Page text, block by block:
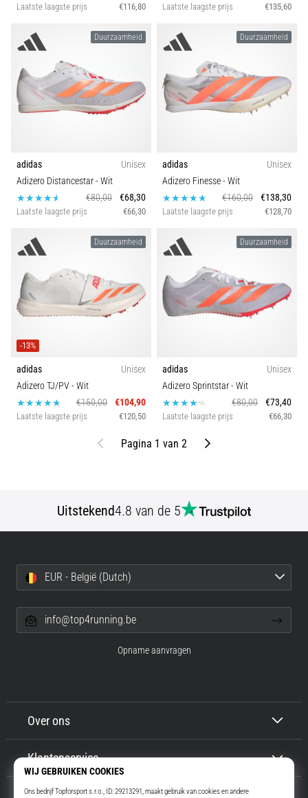
Laatste laagste prijs €116,80 Laatste laagste prijs €135,60
Duurzaamheid
adidas
Unisex
Adizero Distancestar- Wit
€80,00
€68,30
Laatste laagste prijs €66,30
Duurzaamheid
adidas
Unisex
Adizero Finesse- Wit
€160,00
€138,30
Laatste laagste prijs €128,70
Duurzaamheid
-13%
adidas
Unisex
Adizero TJ/PV- Wit
€150,00
€104,90
Laatste laagste prijs €120,50
Duurzaamheid
adidas
Unisex
Adizero Sprintstar- Wit
€80,00
€73,40
Laatste laagste prijs €66,30
VorigePagina 1 van 2 Volgende
Uitstekend4.8 van de 5
Over ons
Klantenservice
EUR - België (Dutch)
info@top4running.be
Opname aanvragen